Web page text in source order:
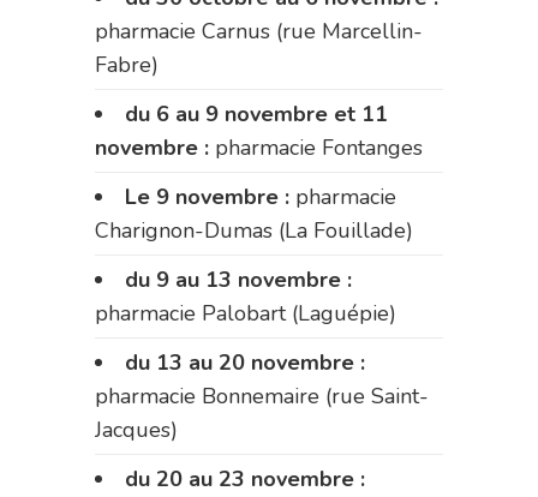
pharmacie Carnus (rue Marcellin-
Fabre)
du 6 au 9 novembre et 11
novembre : pharmacie Fontanges
Le 9 novembre : pharmacie
Charignon-Dumas (La Fouillade)
du 9 au 13 novembre :
pharmacie Palobart (Laguépie)
du 13 au 20 novembre :
pharmacie Bonnemaire (rue Saint-
Jacques)
du 20 au 23 novembre :